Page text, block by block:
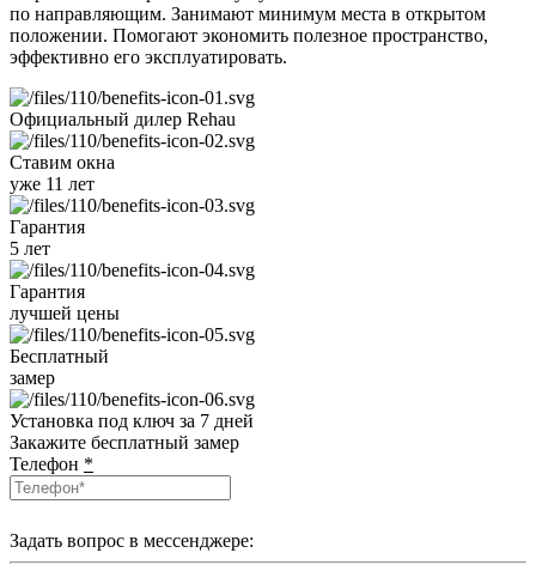
по направляющим. Занимают минимум места в открытом
положении. Помогают экономить полезное пространство,
эффективно его эксплуатировать.
Официальный дилер Rehau
Ставим окна
уже 11 лет
Гарантия
5 лет
Гарантия
лучшей цены
Бесплатный
замер
Установка под ключ за 7 дней
Закажите бесплатный замер
Телефон *
Задать вопрос в мессенджере: